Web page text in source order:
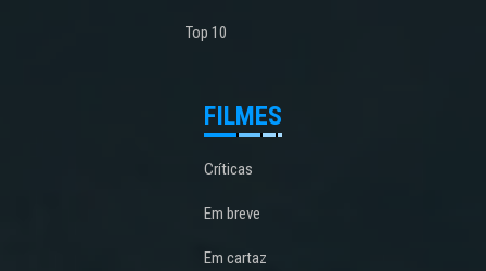
Top 10
FILMES
Críticas
Em breve
Em cartaz